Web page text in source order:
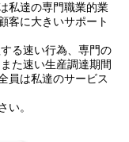
私達の専門職業的業
客に大きいサポート
る速い行為、専門の
た速い生産調達期間
員は私達のサービス
い。